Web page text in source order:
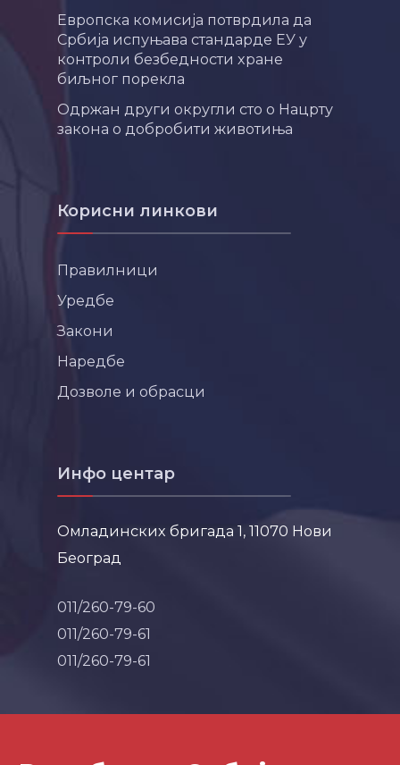
Европска комисија потврдила да
Србија испуњава стандарде ЕУ у
контроли безбедности хране
биљног порекла
Одржан други округли сто о Нацрту
закона о добробити животиња
Корисни линкови
Правилници
Уредбе
Закони
Наредбе
Дозволе и обрасци
Инфо центар
Омладинских бригада 1, 11070 Нови
Београд
011/260-79-60
011/260-79-61
011/260-79-61